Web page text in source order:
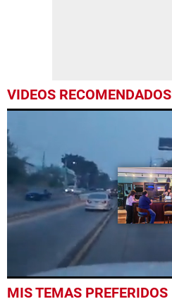
VIDEOS RECOMENDADOS
seconds
MIS TEMAS PREFERIDOS